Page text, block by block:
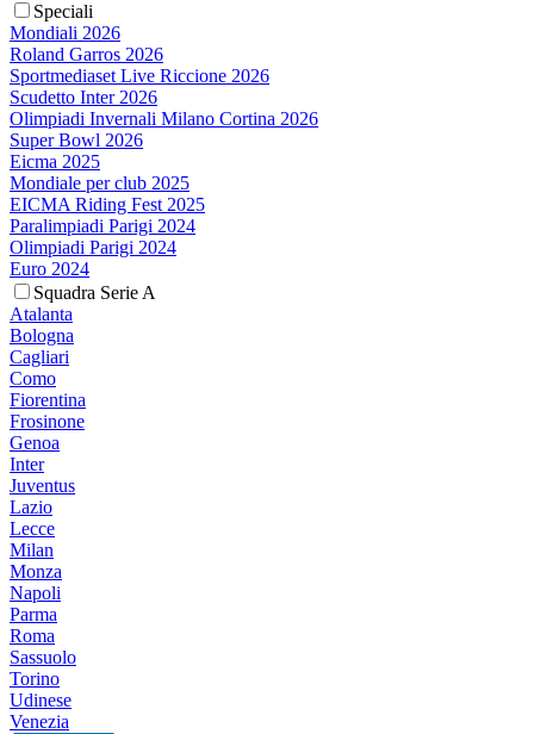
Speciali
Mondiali 2026
Roland Garros 2026
Sportmediaset Live Riccione 2026
Scudetto Inter 2026
Olimpiadi Invernali Milano Cortina 2026
Super Bowl 2026
Eicma 2025
Mondiale per club 2025
EICMA Riding Fest 2025
Paralimpiadi Parigi 2024
Olimpiadi Parigi 2024
Euro 2024
Squadra Serie A
Atalanta
Bologna
Cagliari
Como
Fiorentina
Frosinone
Genoa
Inter
Juventus
Lazio
Lecce
Milan
Monza
Napoli
Parma
Roma
Sassuolo
Torino
Udinese
Venezia